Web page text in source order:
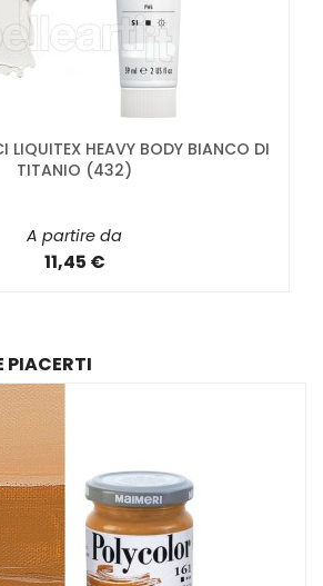
LIQUITEX HEAVY BODY BIANCO DI
TITANIO (432)
A partire da
11,45 €
PIACERTI